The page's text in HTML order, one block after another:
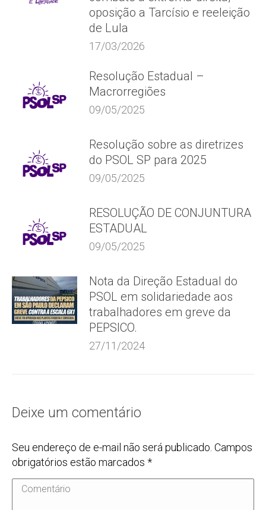
oposição a Tarcísio e reeleição
de Lula
17/03/2026
Resolução Estadual –
Macrorregiões
09/05/2025
Resolução sobre as diretrizes
do PSOL SP para 2025
09/05/2025
RESOLUÇÃO DE CONJUNTURA
ESTADUAL
09/05/2025
Nota da Direção Estadual do
PSOL em solidariedade aos
trabalhadores em greve da
PEPSICO.
27/11/2024
Deixe um comentário
Seu endereço de e-mail não será publicado. Campos
obrigatórios estão marcados *
Comentário